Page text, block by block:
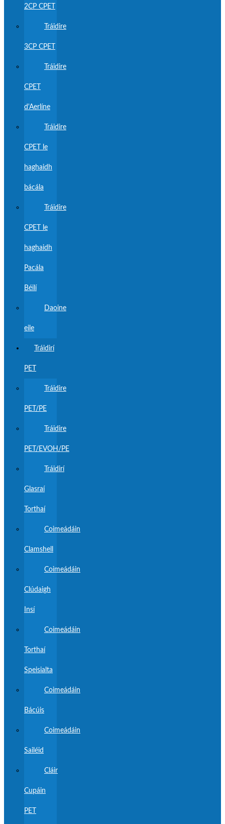
2CP CPET
Tráidire
3CP CPET
Tráidire
CPET
d'Aerlíne
Tráidire
CPET le
haghaidh
bácála
Tráidire
CPET le
haghaidh
Pacála
Béilí
Daoine
eile
Tráidirí
PET
Tráidire
PET/PE
Tráidire
PET/EVOH/PE
Tráidirí
Glasraí
Torthaí
Coimeádáin
Clamshell
Coimeádáin
Clúdaigh
Insí
Coimeádáin
Torthaí
Speisialta
Coimeádáin
Bácúis
Coimeádáin
Sailéid
Cláir
Cupáin
PET